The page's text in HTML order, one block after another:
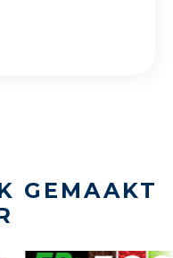
GEMAAKT